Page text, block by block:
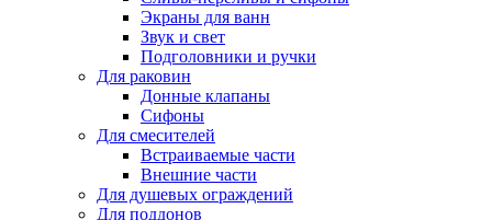
Экраны для ванн
Звук и свет
Подголовники и ручки
Для раковин
Донные клапаны
Сифоны
Для смесителей
Встраиваемые части
Внешние части
Для душевых ограждений
Для поддонов